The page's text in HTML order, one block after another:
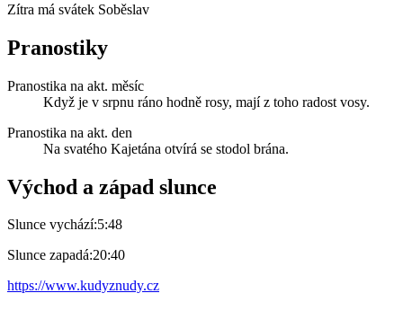
Zítra má svátek Soběslav
Pranostiky
Pranostika na akt. měsíc
Když je v srpnu ráno hodně rosy, mají z toho radost vosy.
Pranostika na akt. den
Na svatého Kajetána otvírá se stodol brána.
Východ a západ slunce
Slunce vychází:5:48
Slunce zapadá:20:40
https://www.kudyznudy.cz